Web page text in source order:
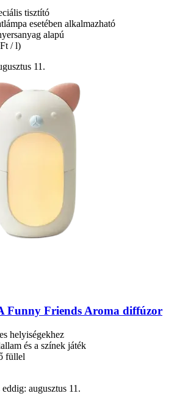
tisztító
esetében alkalmazható
alapú
/ l)
11.
Funny Friends Aroma diffúzor
helyiségekhez
és a színek játék
füllel
augusztus 11.